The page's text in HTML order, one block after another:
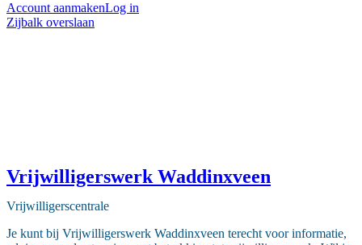
Account aanmakenLog in
Zijbalk overslaan
Vrijwilligerswerk Waddinxveen
Vrijwilligerscentrale
Je kunt bij Vrijwilligerswerk Waddinxveen terecht voor informatie,